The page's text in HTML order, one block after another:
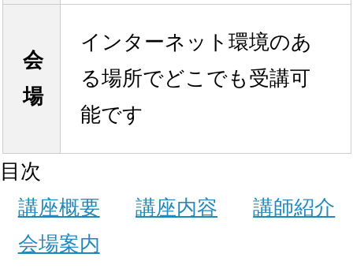
会
場
インターネット環境のあ
る場所でどこでも受講可
能です
目次
講座概要
講座内容
講師紹介
会場案内